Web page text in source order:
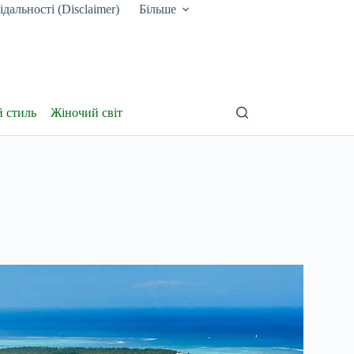
(Disclaimer) Більше
стиль Жіночий світ